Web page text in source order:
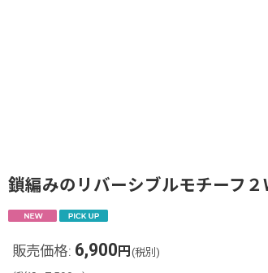
鎖編みのリバーシブルモチーフ
販売価格: 6,900 円 (税別)